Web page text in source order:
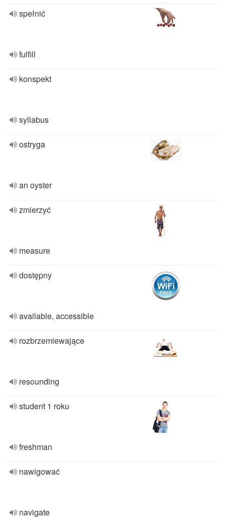
spełnić
fulfill
konspekt
syllabus
ostryga
an oyster
zmierzyć
measure
dostępny
available, accessible
rozbrzemiewające
resounding
student 1 roku
freshman
nawigować
navigate